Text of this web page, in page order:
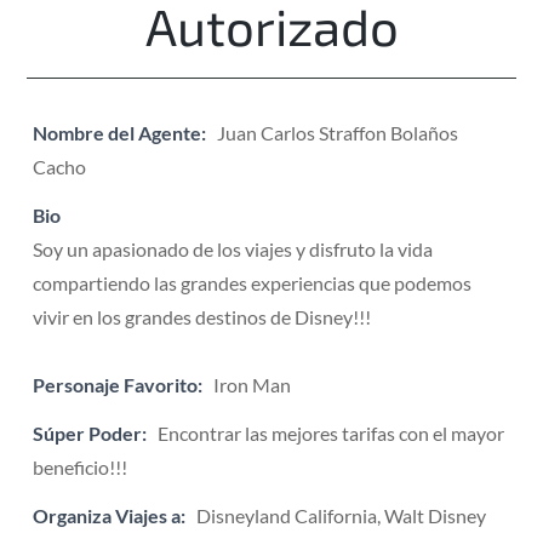
Autorizado
Nombre del Agente: Juan Carlos Straffon Bolaños
Cacho
Bio
Soy un apasionado de los viajes y disfruto la vida
compartiendo las grandes experiencias que podemos
vivir en los grandes destinos de Disney!!!
Personaje Favorito: Iron Man
Súper Poder: Encontrar las mejores tarifas con el mayor
beneficio!!!
Organiza Viajes a: Disneyland California, Walt Disney